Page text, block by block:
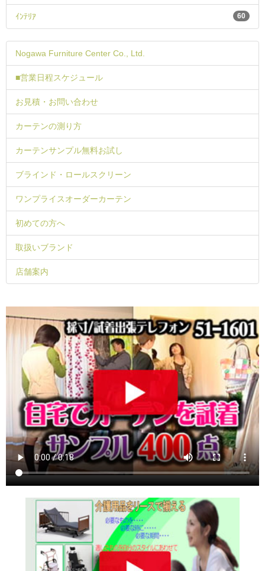
60
ｲﾝﾃﾘｱ
Nogawa Furniture Center Co., Ltd.
■営業日程スケジュール
お見積・お問い合わせ
カーテンの測り方
カーテンサンプル無料お試し
ブラインド・ロールスクリーン
ワンプライスオーダーカーテン
初めての方へ
取扱いブランド
店舗案内